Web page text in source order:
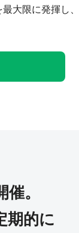
大限に発揮し
。
期的に